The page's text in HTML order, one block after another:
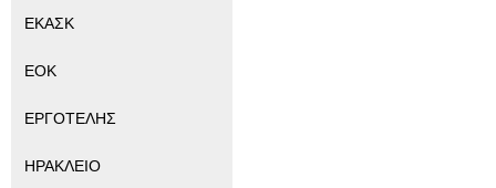
ΕΚΑΣΚ
ΕΟΚ
ΕΡΓΟΤΕΛΗΣ
ΗΡΑΚΛΕΙΟ